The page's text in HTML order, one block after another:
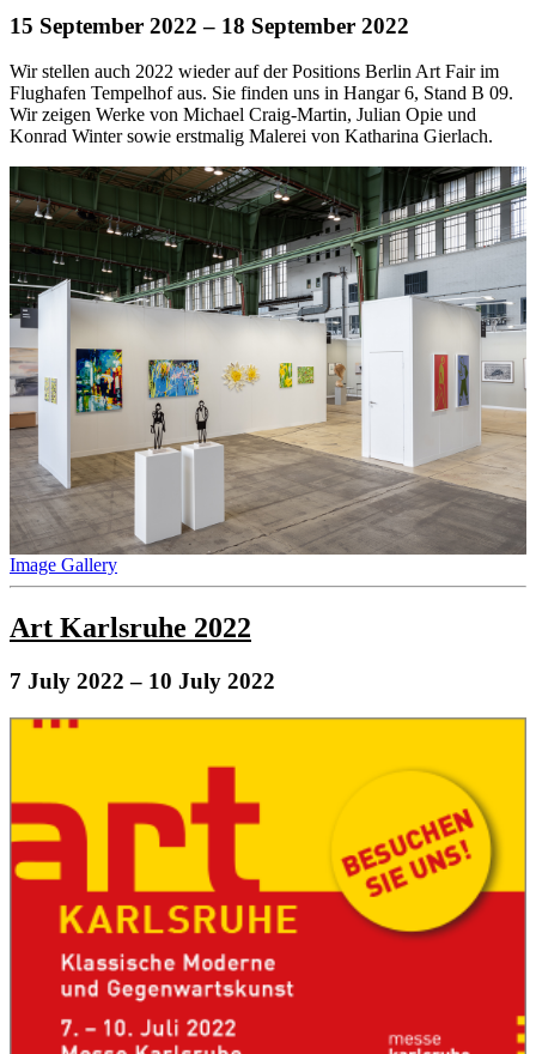
15 September 2022 – 18 September 2022
Wir stellen auch 2022 wieder auf der Positions Berlin Art Fair im
Flughafen Tempelhof aus. Sie finden uns in Hangar 6, Stand B 09.
Wir zeigen Werke von Michael Craig-Martin, Julian Opie und
Konrad Winter sowie erstmalig Malerei von Katharina Gierlach.
Image Gallery
Art Karlsruhe 2022
7 July 2022 – 10 July 2022